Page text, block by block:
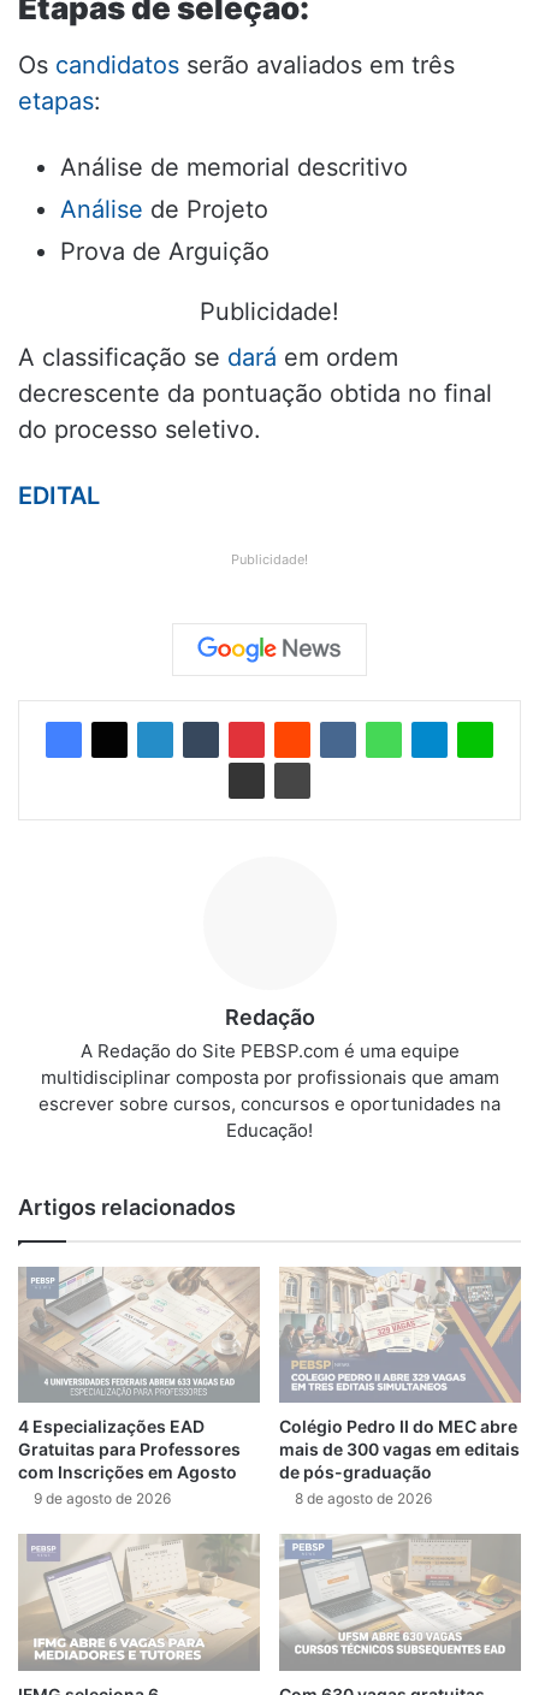
Etapas de seleção:
Os candidatos serão avaliados em três
etapas:
Análise de memorial descritivo
Análise de Projeto
Prova de Arguição
Publicidade!
A classificação se dará em ordem
decrescente da pontuação obtida no final
do processo seletivo.
EDITAL
Publicidade!
Redação
A Redação do Site PEBSP.com é uma equipe
multidisciplinar composta por profissionais que amam
escrever sobre cursos, concursos e oportunidades na
Educação!
Artigos relacionados
4 Especializações EAD
Gratuitas para Professores
com Inscrições em Agosto
9 de agosto de 2026
Colégio Pedro II do MEC abre
mais de 300 vagas em editais
de pós-graduação
8 de agosto de 2026